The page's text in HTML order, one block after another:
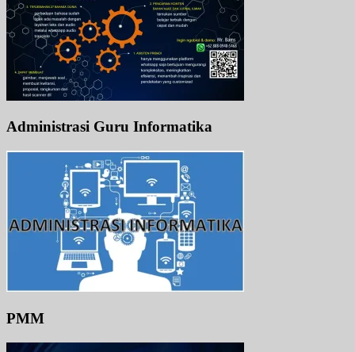
Administrasi Guru Informatika
PMM